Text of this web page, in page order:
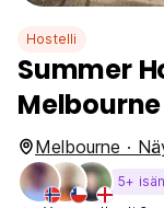
Hostelli
Summer
Melbourne
Melbourne ·
5+